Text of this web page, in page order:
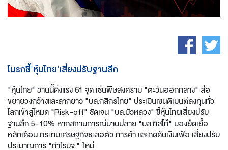
โบรกชี้'หุ้นไทย'เสี่ยงปรับฐานลึก
"หุ้นไทย" วานนี้ดิ่งแรง 61 จุด เซ่นพิษสงคราม "ตะวันออกกลาง" ส่อ
ขยายวงกว้างและลากยาว "บล.กสิกรไทย" ประเมินเซนติเมนต์ลงทุนทั่ว
โลกเข้าสู่โหมด "Risk-off" ชัดเจน "บล.บัวหลวง" ชี้หุ้นไทยเสี่ยงปรับ
ฐานลึก 5-10% หากสถานการณ์บานปลาย "บล.ทิสโก้" มองยืดเยื้อ
หลักเดือน กระทบเศรษฐกิจชะลอตัว การค้า และกดดันเงินเฟ้อ เสี่ยงปรับ
ประมาณการ "กำไรบจ." ใหม่